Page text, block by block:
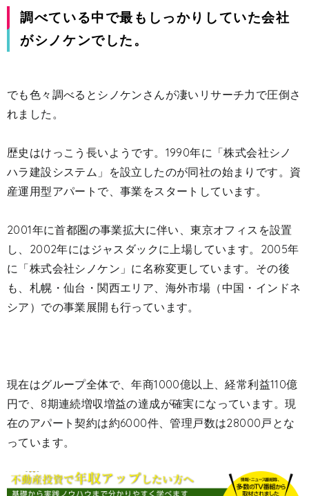
調べている中で最もしっかりしていた会社
がシノケンでした。
でも色々調べるとシノケンさんが凄いリサーチ力で圧倒さ
れました。
歴史はけっこう長いようです。1990年に「株式会社シノ
ハラ建設システム」を設立したのが同社の始まりです。資
産運用型アパートで、事業をスタートしています。
2001年に首都圏の事業拡大に伴い、東京オフィスを設置
し、 2002年には ジャスダックに上場しています。2005年
に「株式会社シノケン」に名称変更しています。 その後
も、札幌・仙台・関西エリア、海外市場（中国・インドネ
シア）での事業展開も行っています。
現在はグループ全体で、年商1000億以上、経常利益110億
円で、8期連続増収増益の達成が確実になっています。現
在のアパート契約は約6000件、管理戸数は28000戸とな
っています。